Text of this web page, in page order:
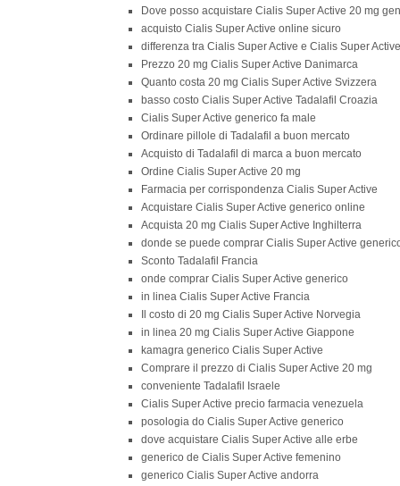
Dove posso acquistare Cialis Super Active 20 mg
acquisto Cialis Super Active online sicuro
differenza tra Cialis Super Active e Cialis Super
Prezzo 20 mg Cialis Super Active Danimarca
Quanto costa 20 mg Cialis Super Active Svizzera
basso costo Cialis Super Active Tadalafil Croazia
Cialis Super Active generico fa male
Ordinare pillole di Tadalafil a buon mercato
Acquisto di Tadalafil di marca a buon mercato
Ordine Cialis Super Active 20 mg
Farmacia per corrispondenza Cialis Super Active
Acquistare Cialis Super Active generico online
Acquista 20 mg Cialis Super Active Inghilterra
donde se puede comprar Cialis Super Active
Sconto Tadalafil Francia
onde comprar Cialis Super Active generico
in linea Cialis Super Active Francia
Il costo di 20 mg Cialis Super Active Norvegia
in linea 20 mg Cialis Super Active Giappone
kamagra generico Cialis Super Active
Comprare il prezzo di Cialis Super Active 20 mg
conveniente Tadalafil Israele
Cialis Super Active precio farmacia venezuela
posologia do Cialis Super Active generico
dove acquistare Cialis Super Active alle erbe
generico de Cialis Super Active femenino
generico Cialis Super Active andorra